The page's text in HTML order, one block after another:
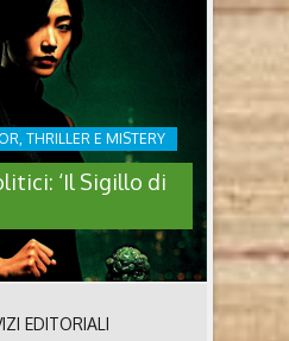
THRILLER E MISTERY
‘Il Sigillo di
EDITORIALI